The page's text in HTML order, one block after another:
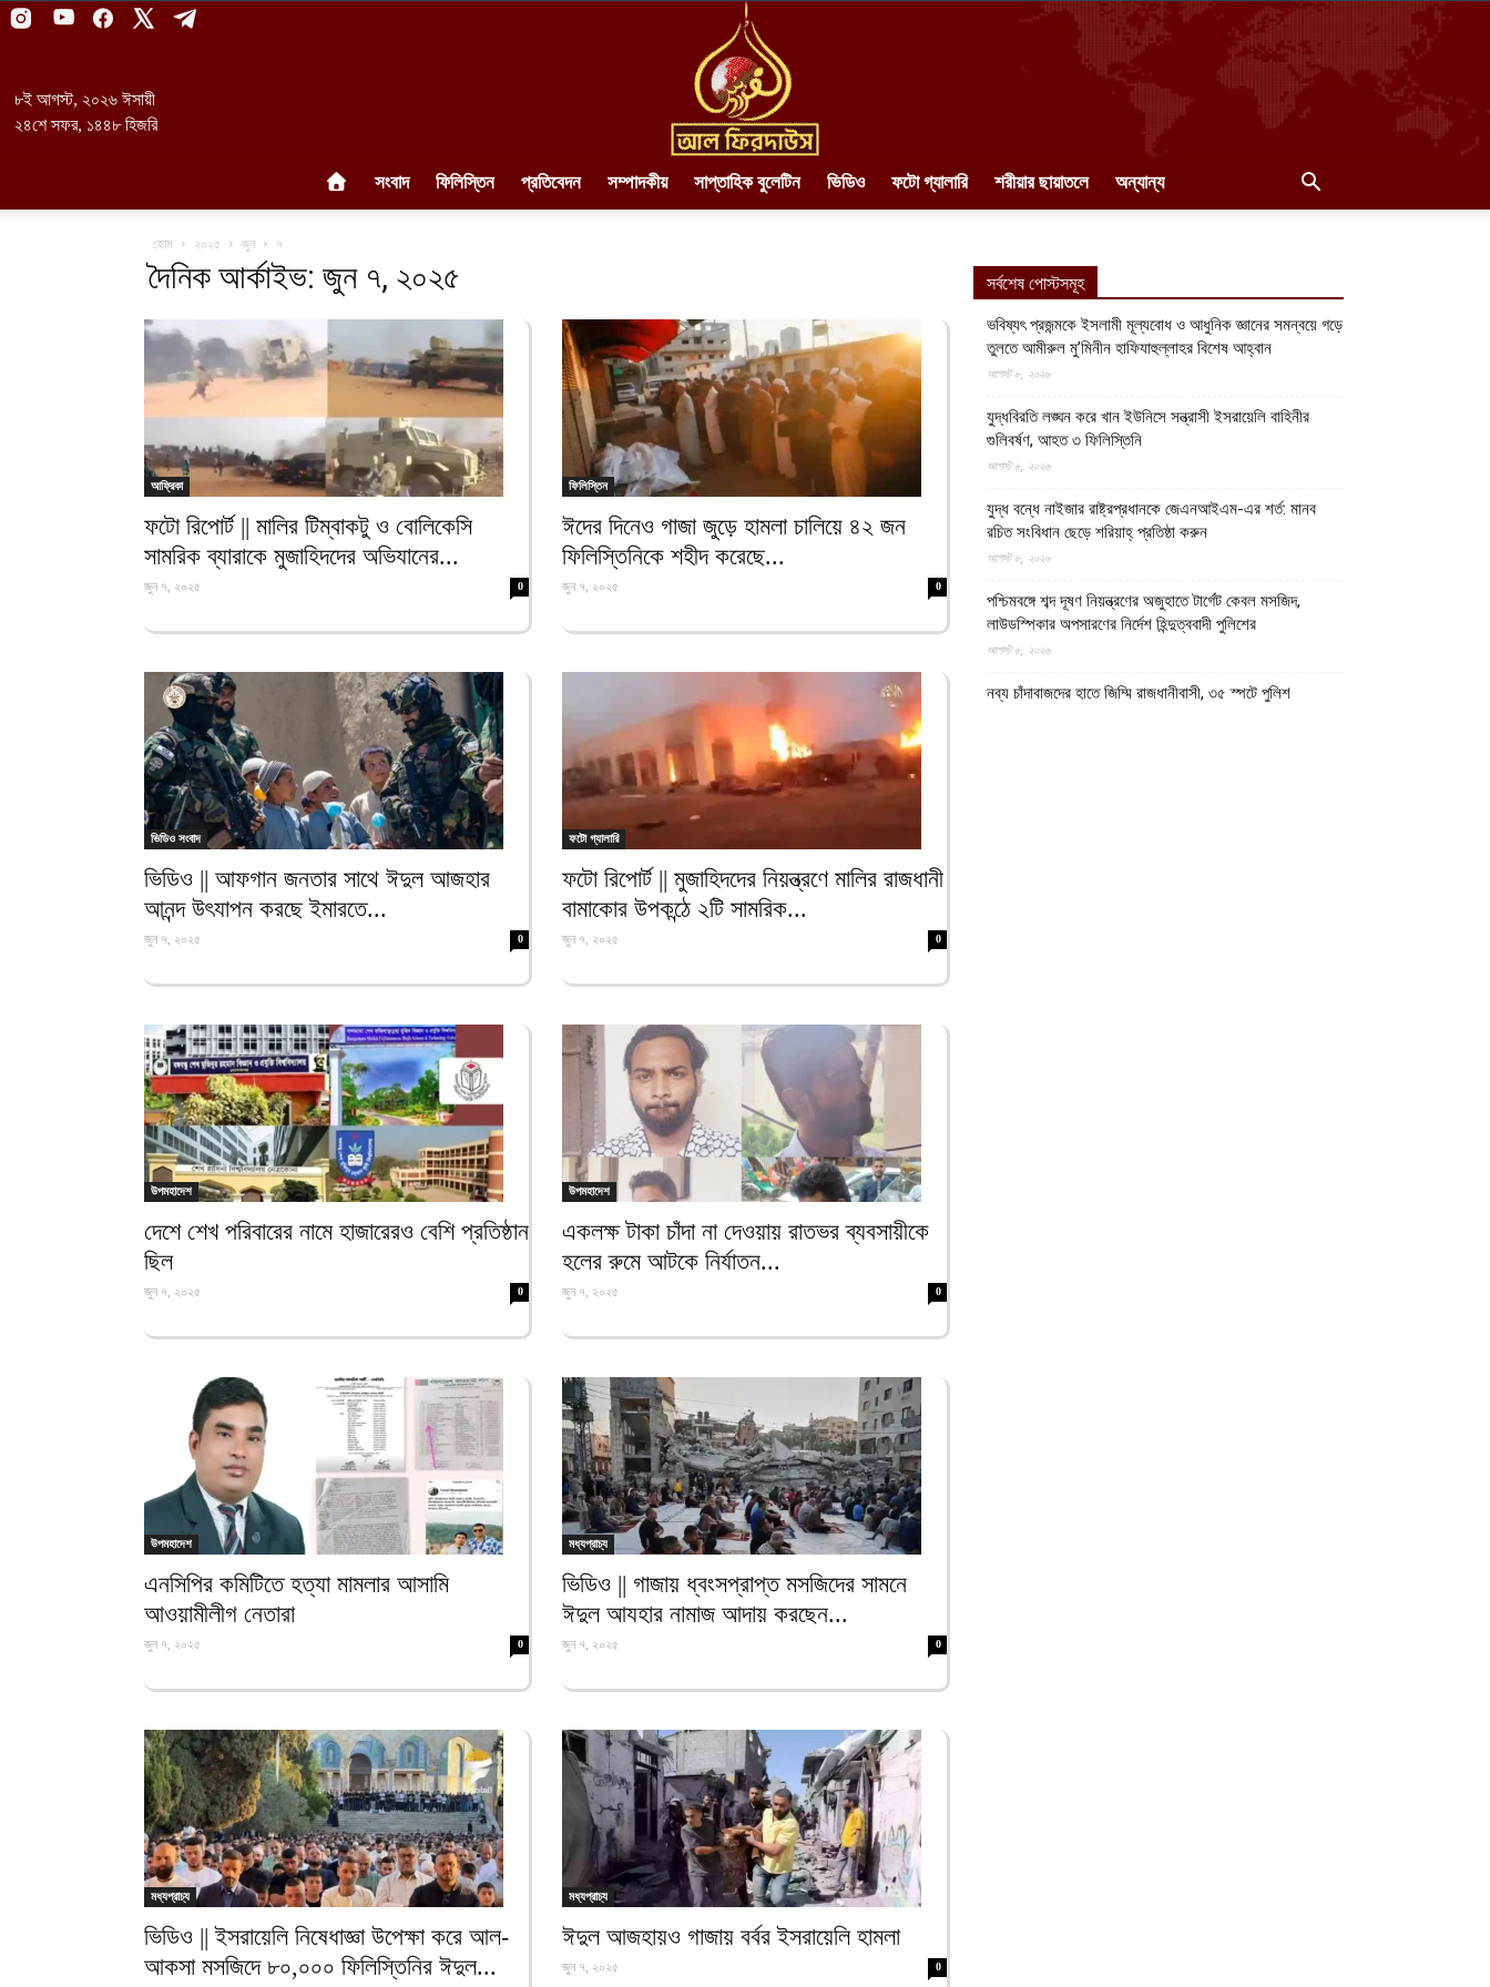
৮ই আগস্ট, ২০২৬ ঈসায়ী
২৪শে সফর, ১৪৪৮ হিজরি
||
আল-
সংবাদ ফিলিস্তিন প্রতিবেদন সম্পাদকীয় সাপ্তাহিক বুলেটিন ভিডিও ফটো গ্যালারি শরীয়ার ছায়াতলে অন্যান্য
হোম ২০২৫ জুন ৭
দৈনিক আর্কাইভ: জুন ৭, ২০২৫
আফ্রিকা
ফটো রিপোর্ট || মালির টিম্বাকটু ও বোলিকেসি
সামরিক ব্যারাকে মুজাহিদদের অভিযানের...
জুন ৭, ২০২৫ 0
ফিলিস্তিন
ঈদের দিনেও গাজা জুড়ে হামলা চালিয়ে ৪২ জন
ফিলিস্তিনিকে শহীদ করেছে...
জুন ৭, ২০২৫ 0
ভিডিও সংবাদ
ভিডিও || আফগান জনতার সাথে ঈদুল আজহার
আনন্দ উৎযাপন করছে ইমারতে...
জুন ৭, ২০২৫ 0
ফটো গ্যালারি
ফটো রিপোর্ট || মুজাহিদদের নিয়ন্ত্রণে মালির রাজধানী
বামাকোর উপকন্ঠে ২টি সামরিক...
জুন ৭, ২০২৫ 0
উপমহাদেশ
দেশে শেখ পরিবারের নামে হাজারেরও বেশি প্রতিষ্ঠান
ছিল
জুন ৭, ২০২৫ 0
উপমহাদেশ
একলক্ষ টাকা চাঁদা না দেওয়ায় রাতভর ব্যবসায়ীকে
হলের রুমে আটকে নির্যাতন...
জুন ৭, ২০২৫ 0
উপমহাদেশ
এনসিপির কমিটিতে হত্যা মামলার আসামি
আওয়ামীলীগ নেতারা
জুন ৭, ২০২৫ 0
মধ্যপ্রাচ্য
ভিডিও || গাজায় ধ্বংসপ্রাপ্ত মসজিদের সামনে
ঈদুল আযহার নামাজ আদায় করছেন...
জুন ৭, ২০২৫ 0
মধ্যপ্রাচ্য
ভিডিও || ইসরায়েলি নিষেধাজ্ঞা উপেক্ষা করে আল-
আকসা মসজিদে ৮০,০০০ ফিলিস্তিনির ঈদুল...
মধ্যপ্রাচ্য
ঈদুল আজহায়ও গাজায় বর্বর ইসরায়েলি হামলা
জুন ৭, ২০২৫ 0
সর্বশেষ পোস্টসমূহ
ভবিষ্যৎ প্রজন্মকে ইসলামী মূল্যবোধ ও আধুনিক জ্ঞানের সমন্বয়ে গড়ে
তুলতে আমীরুল মু’মিনীন হাফিযাহুল্লাহর বিশেষ আহ্বান
আগস্ট ৮, ২০২৬
যুদ্ধবিরতি লঙ্ঘন করে খান ইউনিসে সন্ত্রাসী ইসরায়েলি বাহিনীর
গুলিবর্ষণ, আহত ৩ ফিলিস্তিনি
আগস্ট ৮, ২০২৬
যুদ্ধ বন্ধে নাইজার রাষ্ট্রপ্রধানকে জেএনআইএম-এর শর্ত: মানব
রচিত সংবিধান ছেড়ে শরিয়াহ্ প্রতিষ্ঠা করুন
আগস্ট ৮, ২০২৬
পশ্চিমবঙ্গে শব্দ দূষণ নিয়ন্ত্রণের অজুহাতে টার্গেট কেবল মসজিদ,
লাউডস্পিকার অপসারণের নির্দেশ হিন্দুত্ববাদী পুলিশের
আগস্ট ৮, ২০২৬
নব্য চাঁদাবাজদের হাতে জিম্মি রাজধানীবাসী, ৩৫ স্পটে পুলিশ